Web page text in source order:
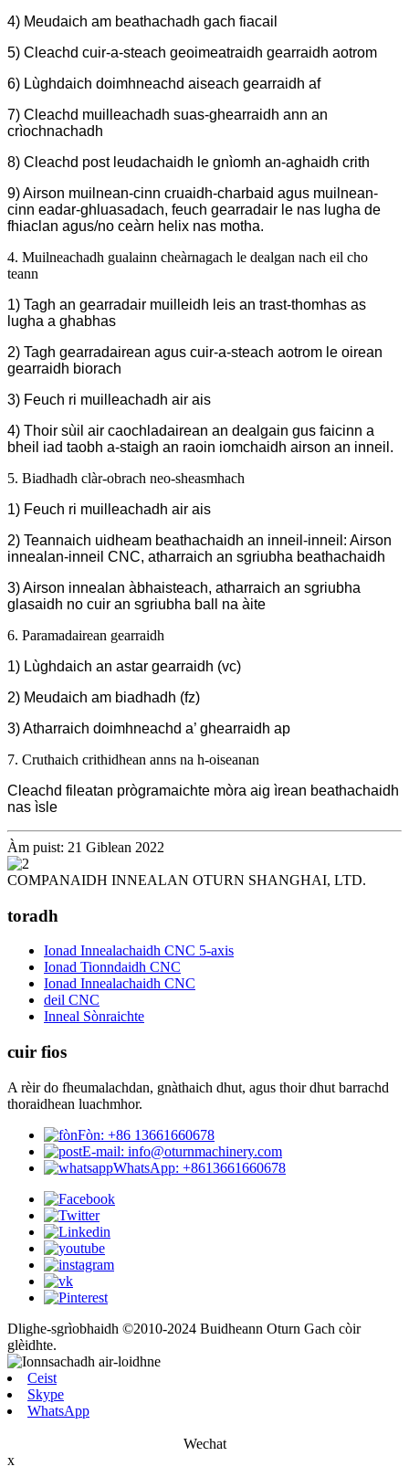
4) Meudaich am beathachadh gach fiacail
5) Cleachd cuir-a-steach geoimeatraidh gearraidh aotrom
6) Lùghdaich doimhneachd aiseach gearraidh af
7) Cleachd muilleachadh suas-ghearraidh ann an
crìochnachadh
8) Cleachd post leudachaidh le gnìomh an-aghaidh crith
9) Airson muilnean-cinn cruaidh-charbaid agus muilnean-
cinn eadar-ghluasadach, feuch gearradair le nas lugha de
fhiaclan agus/no ceàrn helix nas motha.
4. Muilneachadh gualainn cheàrnagach le dealgan nach eil cho
teann
1) Tagh an gearradair muilleidh leis an trast-thomhas as
lugha a ghabhas
2) Tagh gearradairean agus cuir-a-steach aotrom le oirean
gearraidh biorach
3) Feuch ri muilleachadh air ais
4) Thoir sùil air caochladairean an dealgain gus faicinn a
bheil iad taobh a-staigh an raoin iomchaidh airson an inneil.
5. Biadhadh clàr-obrach neo-sheasmhach
1) Feuch ri muilleachadh air ais
2) Teannaich uidheam beathachaidh an inneil-inneil: Airson
innealan-inneil CNC, atharraich an sgriubha beathachaidh
3) Airson innealan àbhaisteach, atharraich an sgriubha
glasaidh no cuir an sgriubha ball na àite
6. Paramadairean gearraidh
1) Lùghdaich an astar gearraidh (vc)
2) Meudaich am biadhadh (fz)
3) Atharraich doimhneachd a’ ghearraidh ap
7. Cruthaich crithidhean anns na h-oiseanan
Cleachd fileatan prògramaichte mòra aig ìrean beathachaidh
nas ìsle
Àm puist: 21 Giblean 2022
COMPANAIDH INNEALAN OTURN SHANGHAI, LTD.
toradh
Ionad Innealachaidh CNC 5-axis
Ionad Tionndaidh CNC
Ionad Innealachaidh CNC
deil CNC
Inneal Sònraichte
cuir fios
A rèir do fheumalachdan, gnàthaich dhut, agus thoir dhut barrachd
thoraidhean luachmhor.
Fòn: +86 13661660678
E-mail: info@oturnmachinery.com
WhatsApp: +8613661660678
Dlighe-sgrìobhaidh ©2010-2024 Buidheann Oturn Gach còir
glèidhte.
Ceist
Skype
WhatsApp
Wechat
x